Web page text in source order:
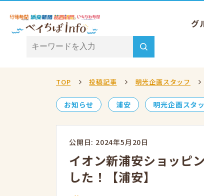
グ
TOP 投稿記事 明光企画スタッフ
お知らせ 浦安 明光企画スタ
公開日: 2024年5月20日
イオン新浦安ショッピ
した！【浦安】